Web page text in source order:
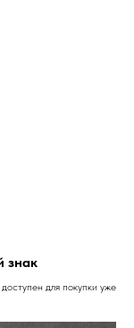
знак
для покупки уже